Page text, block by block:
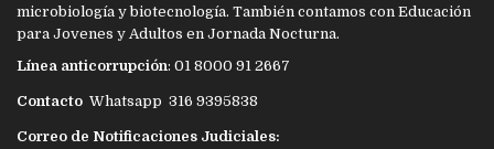
microbiología y biotecnología. También contamos con Educación
para Jovenes y Adultos en Jornada Nocturna.
Línea anticorrupción: 01 8000 91 2667
Contacto Whatsapp 316 9395838
Correo de Notificaciones Judiciales: